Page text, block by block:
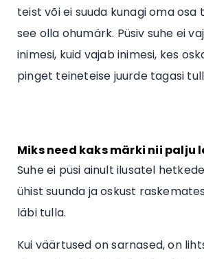
teist või ei suuda kunagi oma osa
see olla ohumärk. Püsiv suhe ei
inimesi, kuid vajab inimesi, kes
pinget teineteise juurde tagasi
Miks need kaks märki nii palju
Suhe ei püsi ainult ilusatel
ühist suunda ja oskust
läbi tulla.
Kui väärtused on sarnased, on